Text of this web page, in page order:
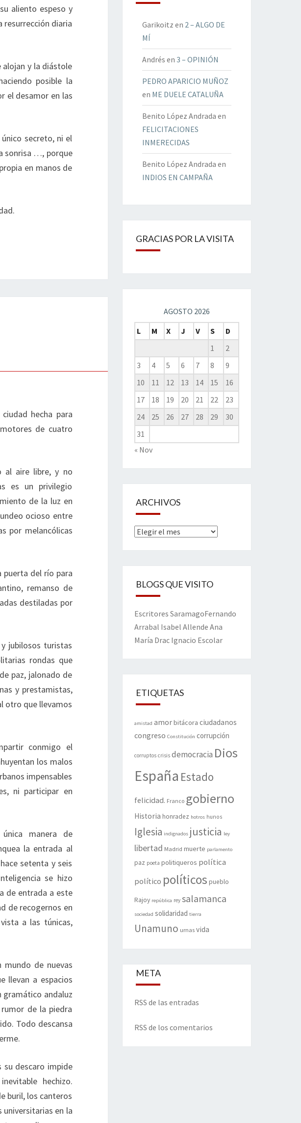
aliento espeso y
resurrección diaria
alojan y la diástole
posible la
el desamor en las
secreto, ni el
sonrisa …, porque
en manos de
hecha para
de cuatro
al aire libre, y no
es un privilegio
de la luz en
ocioso entre
por melancólicas
puerta del río para
remanso de
destiladas por
jubilosos turistas
rondas que
paz, jalonado de
y prestamistas,
otro que llevamos
conmigo el
los malos
impensables
ni participar en
manera de
la entrada al
setenta y seis
se hizo
de entrada a este
de recogernos en
a las túnicas,
de nuevas
llevan a espacios
gramático andaluz
de la piedra
Todo descansa
su descaro impide
hechizo.
buril, los canteros
universitarias en la
Garikoitz en 2 – ALGO DE
MÍ
Andrés en 3 – OPINIÓN
PEDRO APARICIO MUÑOZ
en ME DUELE CATALUÑA
Benito López Andrada en
FELICITACIONES
INMERECIDAS
Benito López Andrada en
INDIOS EN CAMPAÑA
GRACIAS POR LA VISITA
AGOSTO 2026
L
M X J V S
D
1
2
3
4 5 6 7 8
9
10
11 12 13 14 15
16
17
18 19 20 21 22
23
24
25 26 27 28 29
30
31
« Nov
ARCHIVOS
Archivos
BLOGS QUE VISITO
Escritores SaramagoFernando
Arrabal Isabel Allende Ana
María Drac Ignacio Escolar
ETIQUETAS
amistad amorbitácora ciudadanos
congreso Constitución corrupción
corruptos crisis democracia Dios
España Estado
felicidad. Franco gobierno
Historia honradez hotros hunos
Iglesia indignados justicia ley
libertad Madrid muerte parlamento
paz poeta politiqueros política
político políticos pueblo
Rajoy república rey salamanca
sociedad solidaridad tierra
Unamuno urnas vida
META
RSS de las entradas
RSS de los comentarios